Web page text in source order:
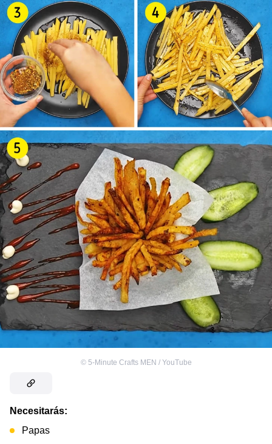
© 5-Minute Crafts MEN / YouTube
Necesitarás:
Papas